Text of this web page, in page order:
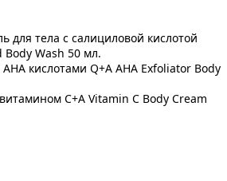
тела с салициловой кислотой
Body Wash 50 мл.
кислотами Q+A AHA Exfoliator Body
C+A Vitamin C Body Cream